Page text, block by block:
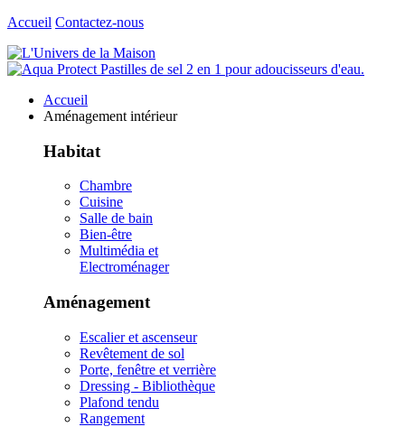
Accueil Contactez-nous
Accueil
Aménagement intérieur
Habitat
Chambre
Cuisine
Salle de bain
Bien-être
Multimédia et
Electroménager
Aménagement
Escalier et ascenseur
Revêtement de sol
Porte, fenêtre et verrière
Dressing - Bibliothèque
Plafond tendu
Rangement